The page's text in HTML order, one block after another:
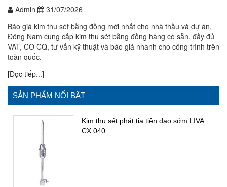
Admin
31/07/2026
Báo giá kim thu sét bằng đồng mới nhất cho nhà thầu và dự án.
Đông Nam cung cấp kim thu sét bằng đồng hàng có sẵn, đầy đủ
VAT, CO CQ, tư vấn kỹ thuật và báo giá nhanh cho công trình trên
toàn quốc.
[Đọc tiếp...]
SẢN PHẨM NỔI BẬT
Kim thu sét phát tia tiên đạo sớm LIVA
CX 040